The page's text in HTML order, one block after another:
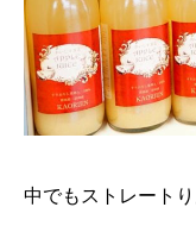
中でもストレート